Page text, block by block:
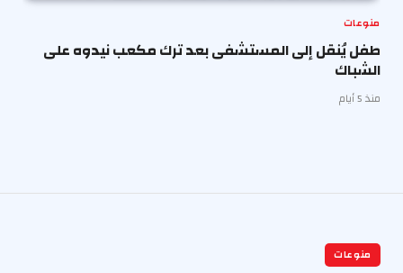
منوعات
طفل يُنقل إلى المستشفى بعد ترك مكعب نيدوه على
الشباك
منذ 5 أيام
منوعات